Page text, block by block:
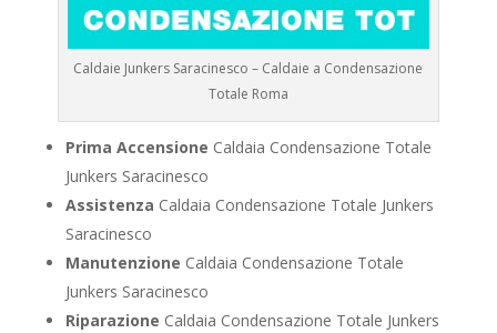
Caldaie Junkers Saracinesco – Caldaie a Condensazione
Totale Roma
Prima Accensione Caldaia Condensazione Totale
Junkers Saracinesco
Assistenza Caldaia Condensazione Totale Junkers
Saracinesco
Manutenzione Caldaia Condensazione Totale
Junkers Saracinesco
Riparazione Caldaia Condensazione Totale Junkers